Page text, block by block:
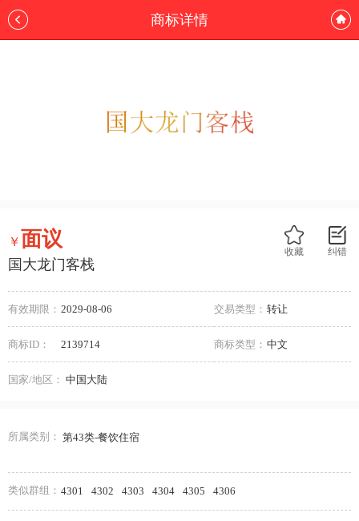
商标详情
纠错
收藏
￥面议
国大龙门客栈
有效期限： 2029-08-06 交易类型： 转让
商标ID： 2139714 商标类型： 中文
国家/地区： 中国大陆
所属类别： 第43类-餐饮住宿
类似群组： 4301 4302 4303 4304 4305 4306